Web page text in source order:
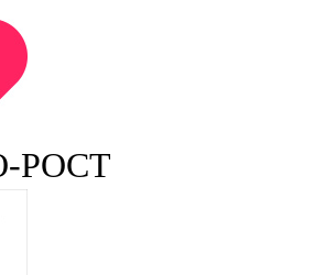
РОСТ